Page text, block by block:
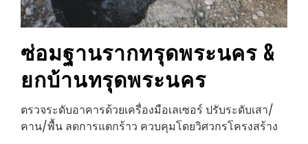
ซ่อมฐานรากทรุดพระนคร &
ยกบ้านทรุดพระนคร
ตรวจระดับอาคารด้วยเครื่องมือเลเซอร์ ปรับระดับเสา/
คาน/พื้น ลดการแตกร้าว ควบคุมโดยวิศวกรโครงสร้าง